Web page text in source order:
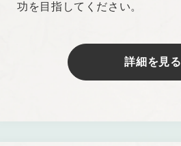
功を目指してください。
詳細を見る